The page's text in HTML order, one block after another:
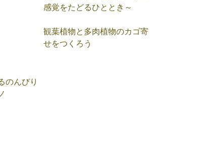
感覚をたどるひととき～
のんびり
観葉植物と多肉植物のカゴ寄
せをつくろう